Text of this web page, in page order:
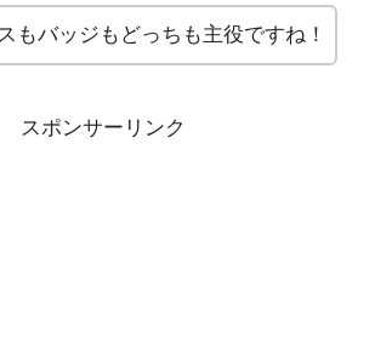
もバッジもどっちも主役ですね！
スポンサーリンク